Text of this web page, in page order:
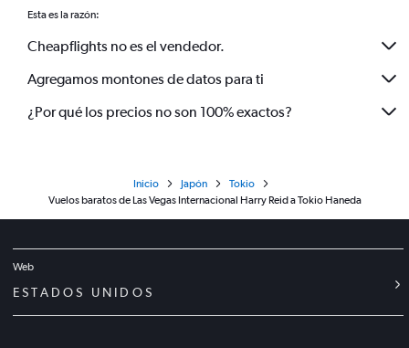
Esta es la razón:
Cheapflights no es el vendedor.
Agregamos montones de datos para ti
¿Por qué los precios no son 100% exactos?
Inicio Japón
Tokio
Vuelos baratos de Las Vegas Internacional Harry Reid a Tokio Haneda
Web
ESTADOS UNIDOS